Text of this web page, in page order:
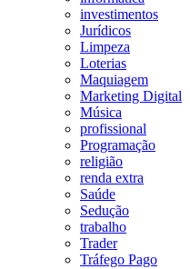
investimentos
Jurídicos
Limpeza
Loterias
Maquiagem
Marketing Digital
Música
profissional
Programação
religião
renda extra
Saúde
Sedução
trabalho
Trader
Tráfego Pago